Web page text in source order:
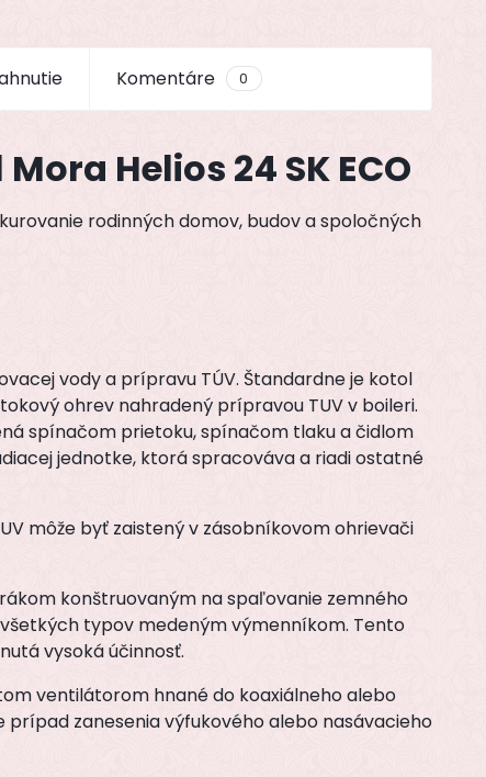
Komentáre 0
Helios 24 SK ECO
rodinných domov, budov a spoločných
vody a prípravu TÚV. Štandardne je kotol
ohrev nahradený prípravou TUV v boileri.
spínačom prietoku, spínačom tlaku a čidlom
jednotke, ktorá spracováva a riadi ostatné
môže byť zaistený v zásobníkovom ohrievači
konštruovaným na spaľovanie zemného
typov medeným výmenníkom. Tento
vysoká účinnosť.
ventilátorom hnané do koaxiálneho alebo
zanesenia výfukového alebo nasávacieho